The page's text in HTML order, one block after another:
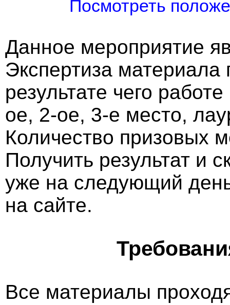
Посмотреть
Данное мероприятие
Экспертиза
результате чего
ое, 2-ое, 3-е место,
Количество призовых
Получить результат и
уже на следующий
на сайте.
Все материалы